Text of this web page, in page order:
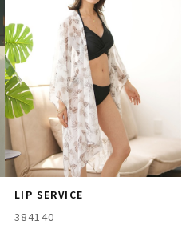
LIP SERVICE
384140